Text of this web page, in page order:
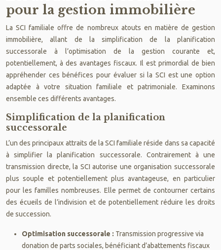
pour la gestion immobilière
La SCI familiale offre de nombreux atouts en matière de gestion
immobilière, allant de la simplification de la planification
successorale à l’optimisation de la gestion courante et,
potentiellement, à des avantages fiscaux. Il est primordial de bien
appréhender ces bénéfices pour évaluer si la SCI est une option
adaptée à votre situation familiale et patrimoniale. Examinons
ensemble ces différents avantages.
Simplification de la planification
successorale
L’un des principaux attraits de la SCI familiale réside dans sa capacité
à simplifier la planification successorale. Contrairement à une
transmission directe, la SCI autorise une organisation successorale
plus souple et potentiellement plus avantageuse, en particulier
pour les familles nombreuses. Elle permet de contourner certains
des écueils de l’indivision et de potentiellement réduire les droits
de succession.
Optimisation successorale : Transmission progressive via
donation de parts sociales, bénéficiant d’abattements fiscaux